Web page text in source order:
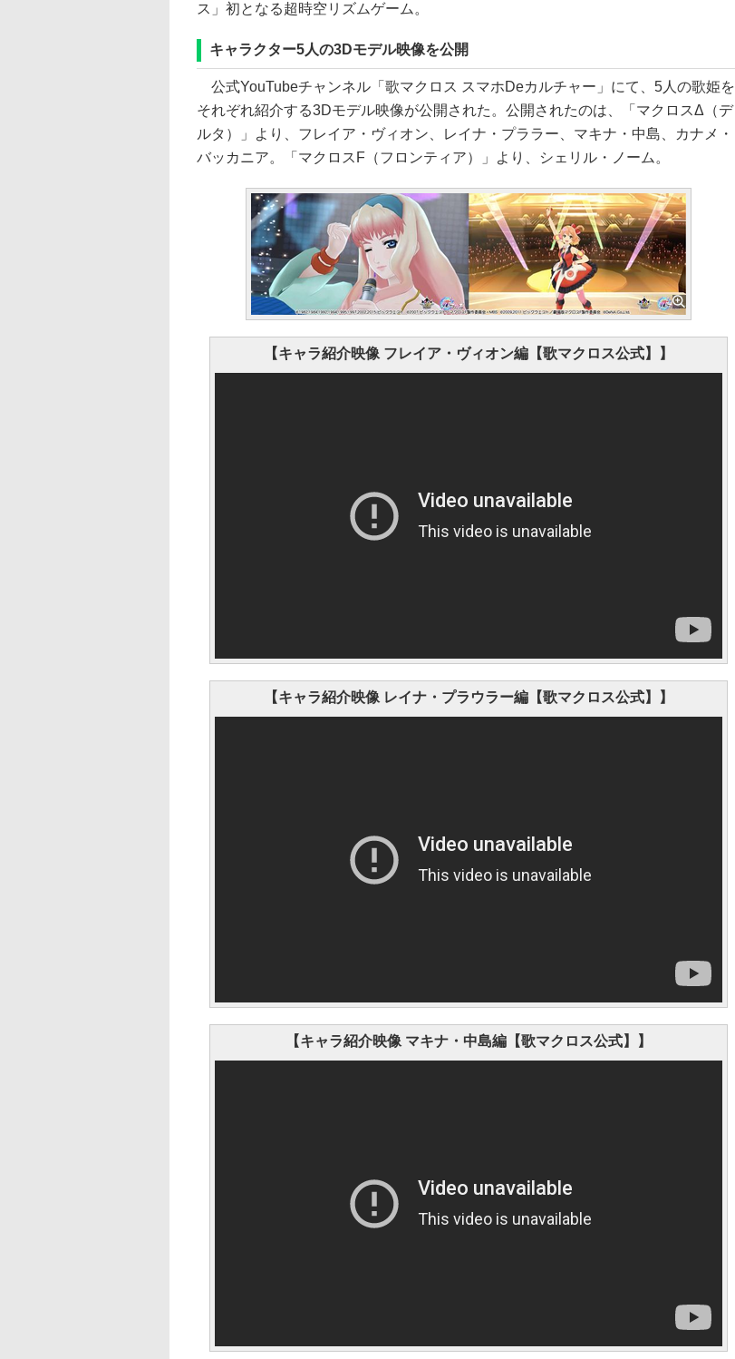
ス」初となる超時空リズムゲーム。
キャラクター5人の3Dモデル映像を公開
公式YouTubeチャンネル「歌マクロス スマホDeカルチャー」にて、5人の歌姫を
それぞれ紹介する3Dモデル映像が公開された。公開されたのは、「マクロスΔ（デ
ルタ）」より、フレイア・ヴィオン、レイナ・プララー、マキナ・中島、カナメ・
バッカニア。「マクロスF（フロンティア）」より、シェリル・ノーム。
【キャラ紹介映像 フレイア・ヴィオン編【歌マクロス公式】】
【キャラ紹介映像 レイナ・プラウラー編【歌マクロス公式】】
【キャラ紹介映像 マキナ・中島編【歌マクロス公式】】